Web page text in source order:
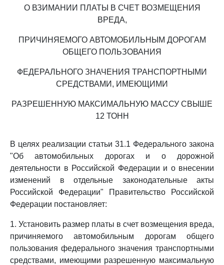
О ВЗИМАНИИ ПЛАТЫ В СЧЕТ ВОЗМЕЩЕНИЯ
ВРЕДА,
ПРИЧИНЯЕМОГО АВТОМОБИЛЬНЫМ ДОРОГАМ
ОБЩЕГО ПОЛЬЗОВАНИЯ
ФЕДЕРАЛЬНОГО ЗНАЧЕНИЯ ТРАНСПОРТНЫМИ
СРЕДСТВАМИ, ИМЕЮЩИМИ
РАЗРЕШЕННУЮ МАКСИМАЛЬНУЮ МАССУ СВЫШЕ
12 ТОНН
В целях реализации статьи 31.1 Федерального закона
"Об автомобильных дорогах и о дорожной
деятельности в Российской Федерации и о внесении
изменений в отдельные законодательные акты
Российской Федерации" Правительство Российской
Федерации постановляет:
1. Установить размер платы в счет возмещения вреда,
причиняемого автомобильным дорогам общего
пользования федерального значения транспортными
средствами, имеющими разрешенную максимальную